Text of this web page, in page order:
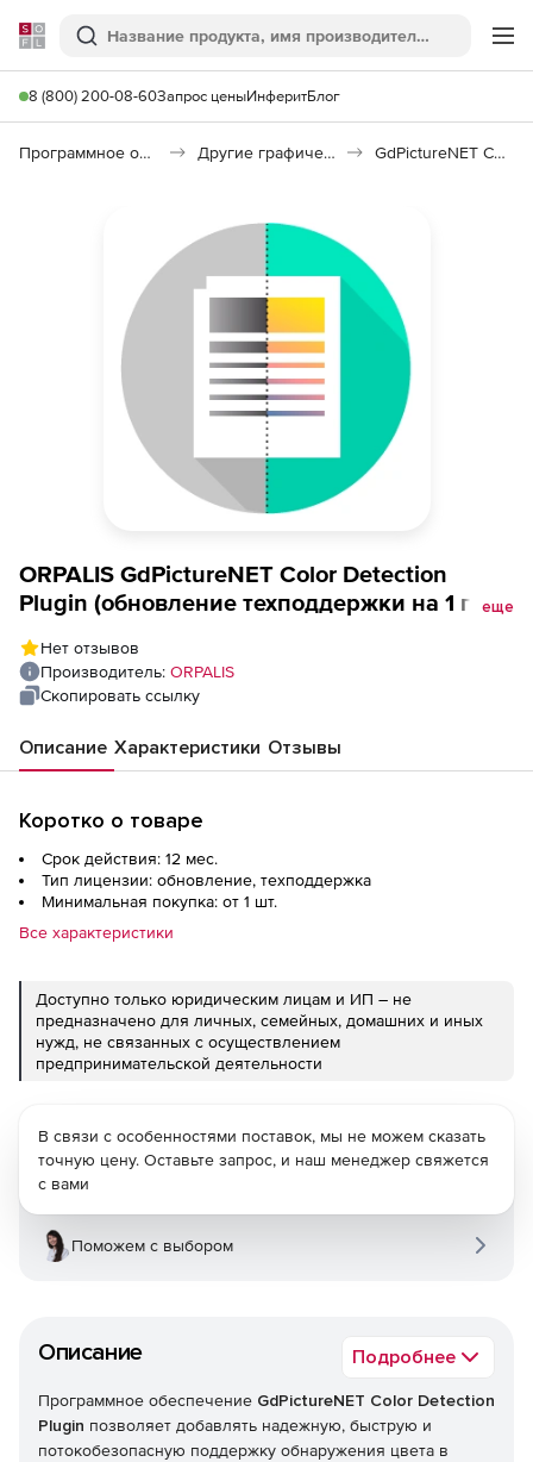
Softline
Поиск
8 (800) 200-08-60Запрос ценыИнферитБлог
Программное обеспечение для графики и дизайна Другие графические утилиты GdPictureNET Color Detection Plugin
ORPALIS GdPictureNET Color Detection
Plugin (обновление техподдержки на 1 год),
еще
Нет отзывов
Производитель: ORPALIS
Скопировать ссылку
Описание Характеристики Отзывы
Коротко о товаре
Срок действия: 12 мес.
Тип лицензии: обновление, техподдержка
Минимальная покупка: от 1 шт.
Все характеристики
Доступно только юридическим лицам и ИП – не
предназначено для личных, семейных, домашних и иных
нужд, не связанных с осуществлением
предпринимательской деятельности
Описание Подробнее
Программное обеспечение GdPictureNET Color Detection
Plugin позволяет добавлять надежную, быструю и
потокобезопасную поддержку обнаружения цвета в
В связи с особенностями поставок, мы не можем сказать
точную цену. Оставьте запрос, и наш менеджер свяжется
с вами
Поможем с выбором